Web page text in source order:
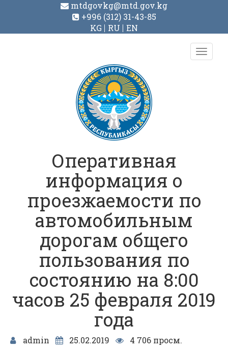
mtdgovkg@mtd.gov.kg
+996 (312) 31-43-85
KG
RU EN
Toggle
Оперативная
информация о
проезжаемости по
автомобильным
дорогам общего
пользования по
состоянию на 8:00
часов 25 февраля 2019
года
admin 25.02.2019 4 706 просм.